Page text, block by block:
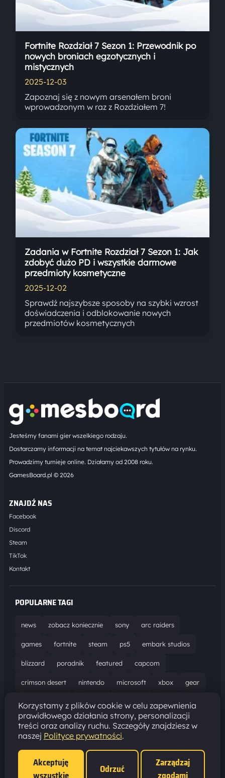
Fortnite Rozdział 7 Sezon 1: Przewodnik po
nowych broniach egzotycznych i
mistycznych
2025-12-03
Zapoznaj się z nowym arsenałem broni
wprowadzonym w raz z Rozdziałem 7!
Zadania w Fortnite Rozdział 7 Sezon 1: Jak
zdobyć dużo PD i wszystkie darmowe
przedmioty kosmetyczne
2025-12-02
Sprawdź najszybsze sposoby na szybki wzrost
doświadczenia i odblokowanie nowych
przedmiotów kosmetycznych
Jesteśmy fanami gier wszelkiego rodzaju.
Dostarczamy informacji na temat najciekawszych tytułów na rynku.
Prowadzimy turnieje online. Działamy od 2008 roku.
GamesBoard.pl © 2026
ZNAJDŹ NAS
Facebook
Discord
Steam
TikTok
Kontakt
POPULARNE TAGI
news zobacz koniecznie sony arc raiders
games fortnite steam ps5 embark studios
blizzard poradnik featured capcom
crimson desert nintendo microsoft xbox gear
world of warcraft solucja marathon ubisoft
bungie recenzja resident evil requiem gaming
aktualizacja pc epic games
Polityka prywatności ·
Korzystamy z plików cookie w celu zapewnienia
prawidłowego działania strony, personalizacji
treści oraz analizy ruchu. Szczegóły znajdziesz w
naszej Polityce prywatności.
Akceptuję
Odrzuć
Zarządzaj